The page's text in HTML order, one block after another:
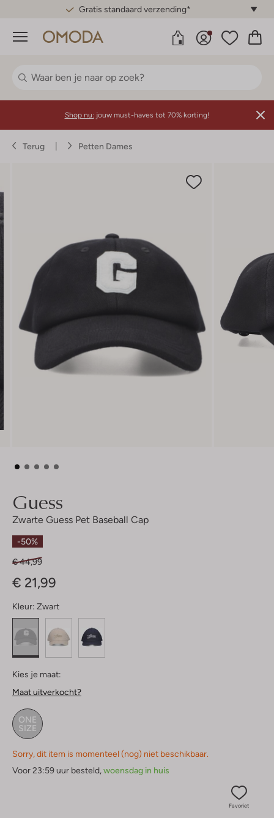
Gratis standaard verzending*
Menu
Shop nu: jouw must-haves tot 70% korting!
Terug Petten Dames
Guess
Zwarte Guess Pet Baseball Cap
-50%
€ 44,99
€ 21,99
Kleur: Zwart
Kies je maat:
Maat uitverkocht?
ONE
SIZE
Sorry, dit item is momenteel (nog) niet beschikbaar.
Voor 23:59 uur besteld,woensdag in huis
Favoriet